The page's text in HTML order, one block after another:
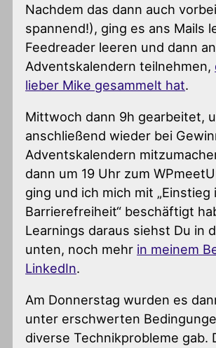
Nachdem das dann auch
spannend!), ging es ans Mails
Feedreader leeren und dann
Adventskalendern teilnehmen,
lieber Mike gesammelt hat.
Mittwoch dann 9h gearbeitet,
anschließend wieder bei
Adventskalendern
dann um 19 Uhr zum
ging und ich mich mit „Einstieg
Barrierefreiheit“ beschäftigt
Learnings daraus siehst Du in
unten, noch mehr in meinem
LinkedIn.
Am Donnerstag wurden es
unter erschwerten
diverse Technikprobleme gab.